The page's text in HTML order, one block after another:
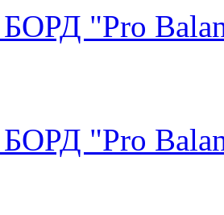
"Pro
"Pro